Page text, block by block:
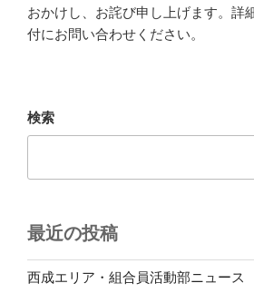
おかけし、お詫び申し上げます。詳
付にお問い合わせください。
検索
最近の投稿
西成エリア・組合員活動部ニュース